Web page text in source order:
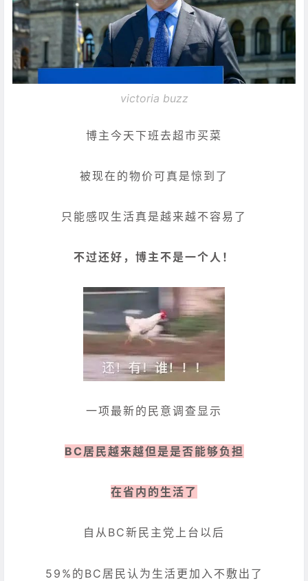
victoria buzz
博主今天下班去超市买菜
被现在的物价可真是惊到了
只能感叹生活真是越来越不容易了
不过还好，博主不是一个人！
一项最新的民意调查显示
BC居民越来越但是是否能够负担
在省内的生活了
自从BC新民主党上台以后
59%的BC居民认为生活更加入不敷出了